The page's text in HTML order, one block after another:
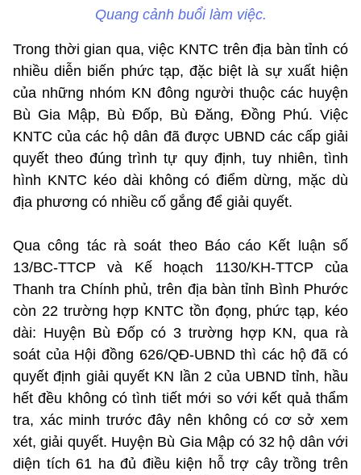
Quang cảnh buổi làm việc.
Trong thời gian qua, việc KNTC trên địa bàn tỉnh có
nhiều diễn biến phức tạp, đặc biệt là sự xuất hiện
của những nhóm KN đông người thuộc các huyện
Bù Gia Mập, Bù Đốp, Bù Đăng, Đồng Phú. Việc
KNTC của các hộ dân đã được UBND các cấp giải
quyết theo đúng trình tự quy định, tuy nhiên, tình
hình KNTC kéo dài không có điểm dừng, mặc dù
địa phương có nhiều cố gắng để giải quyết.
Qua công tác rà soát theo Báo cáo Kết luận số
13/BC-TTCP và Kế hoạch 1130/KH-TTCP của
Thanh tra Chính phủ, trên địa bàn tỉnh Bình Phước
còn 22 trường hợp KNTC tồn đọng, phức tạp, kéo
dài: Huyện Bù Đốp có 3 trường hợp KN, qua rà
soát của Hội đồng 626/QĐ-UBND thì các hộ đã có
quyết định giải quyết KN lần 2 của UBND tỉnh, hầu
hết đều không có tình tiết mới so với kết quả thẩm
tra, xác minh trước đây nên không có cơ sở xem
xét, giải quyết. Huyện Bù Gia Mập có 32 hộ dân với
diện tích 61 ha đủ điều kiện hỗ trợ cây trồng trên